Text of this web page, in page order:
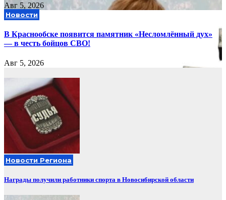
Авг 5, 2026
Новости
В Краснообске появится памятник «Несломлённый дух»
— в честь бойцов СВО!
Авг 5, 2026
Новости Региона
Награды получили работники спорта в Новосибирской области